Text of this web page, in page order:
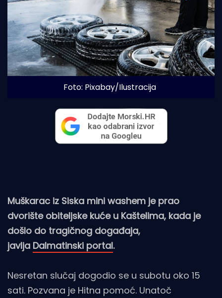
Foto: Pixabay/Ilustracija
Muškarac iz Siska mini washem je prao
dvorište obiteljske kuće u Kaštelima, kada je
došlo do tragičnog događaja,
javlja Dalmatinski portal.
Nesretan slučaj dogodio se u subotu oko 15
sati. Pozvana je Hitna pomoć. Unatoč